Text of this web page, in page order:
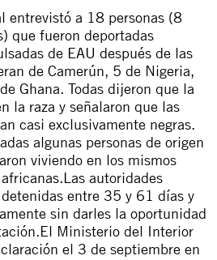
entrevistó a 18 personas (8
que fueron deportadas
de EAU después de las
de Camerún, 5 de Nigeria,
Ghana. Todas dijeron que la
la raza y señalaron que las
casi exclusivamente negras.
algunas personas de origen
viviendo en los mismos
autoridades
entre 35 y 61 días y
sin darles la oportunidad
Ministerio del Interior
el 3 de septiembre en